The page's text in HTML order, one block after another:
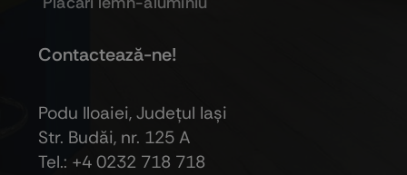
Contactează-ne!
Podu Iloaiei, Judeţul Iaşi
Str. Budăi, nr. 125 A
Tel.: +4 0232 718 718